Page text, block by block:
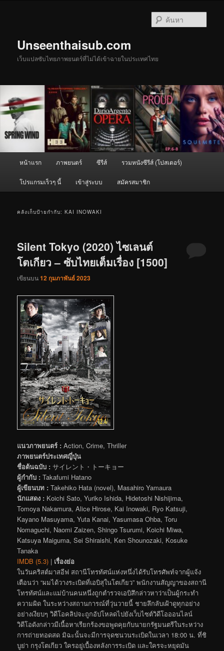
Unseenthaisub.com
เว็บแปลซับไทยภาพยนตร์ที่ไม่ได้เข้าฉายในประเทศไทย
หน้าแรก ภาพยนตร์ ซีรีส์ รวมหนังซีรีส์ (โปสเตอร์)
โปรแกรมเร็วๆ นี้ เข้าสู่ระบบ สมัครสมาชิก
คลังเก็บป้ายกำกับ:KAI INOWAKI
Silent Tokyo (2020) ไซเลนต์
โตเกียว – ซับไทยเต็มเรื่อง [1500]
เขียนบน12 กุมภาพันธ์ 2023
แนวภาพยนตร์ : Action, Crime, Thriller
ภาพยนตร์ประเทศญี่ปุ่น
ชื่อต้นฉบับ : サイレント・トーキョー
ผู้กำกับ : Takafumi Hatano
ผู้เขียนบท : Takehiko Hata (novel), Masahiro Yamaura
นักแสดง : Koichi Sato, Yuriko Ishida, Hidetoshi Nishijima,
Tomoya Nakamura, Alice Hirose, Kai Inowaki, Ryo Katsuji,
Kayano Masuyama, Yuta Kanai, Yasumasa Ohba, Toru
Nomaguchi, Naomi Zaizen, Shingo Tsurumi, Koichi Miwa,
Katsuya Maiguma, Sei Shiraishi, Ken Shounozaki, Kosuke
Tanaka
IMDB (5.3) | เรื่องย่อ
ในวันคริสต์มาสอีฟ สถานีโทรทัศน์แห่งหนึ่งได้รับโทรศัพท์จากผู้แจ้ง
เตือนว่า “ผมได้วางระเบิดที่เอบิสุในโตเกียว” พนักงานสัญญาของสถานี
โทรทัศน์และแม่บ้านคนหนึ่งถูกตำรวจเอบิสึกล่าวหาว่าเป็นผู้กระทำ
ความผิด ในระหว่างสถานการณ์ที่วุ่นวายนี้ ชายลึกลับเฝ้าดูทุกอย่าง
อย่างเงียบๆ วิดีโอคลิปจะถูกอัปโหลดไปยังเว็บไซต์วิดีโอออนไลน์
วิดีโอดังกล่าวมีเนื้อหาเรียกร้องขอพูดคุยกับนายกรัฐมนตรีในระหว่าง
การถ่ายทอดสด มิฉะนั้นจะมีการจุดชนวนระเบิดในเวลา 18:00 น. ที่ชิ
บูย่า กรุงโตเกียว ใครอยู่เบื้องหลังการระเบิด และใครจะหยุดมัน